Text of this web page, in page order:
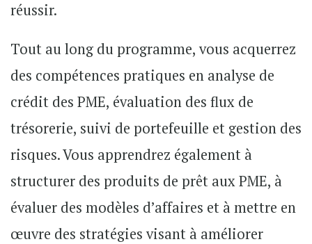
réussir.
Tout au long du programme, vous acquerrez
des compétences pratiques en analyse de
crédit des PME, évaluation des flux de
trésorerie, suivi de portefeuille et gestion des
risques. Vous apprendrez également à
structurer des produits de prêt aux PME, à
évaluer des modèles d’affaires et à mettre en
œuvre des stratégies visant à améliorer